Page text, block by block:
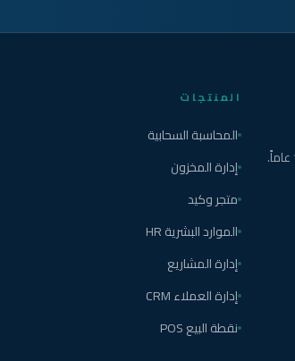
المنتجات
المحاسبة السحابية
إدارة المخزون
متجر وكيد
الموارد البشرية HR
إدارة المشاريع
إدارة العملاء CRM
نقطة البيع POS